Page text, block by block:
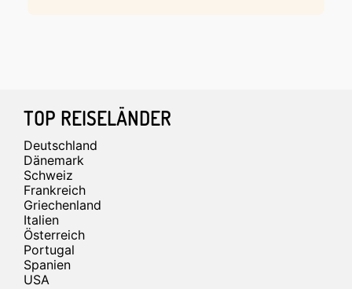
Footer
TOP REISELÄNDER
Deutschland
Dänemark
Schweiz
Frankreich
Griechenland
Italien
Österreich
Portugal
Spanien
USA